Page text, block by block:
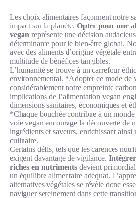
Les choix alimentaires façonnent notre
impact sur la planète. Opter pour une
vegan représente une décision
déterminante pour le bien-être global.
avec des aliments d’origine végétale
multitude de bénéfices tangibles.
L’humanité se trouve à un carrefour
environnemental. *Adopter ce mode de
considérablement notre empreinte
implications de l’alimentation vegan
dimensions sanitaires, économiques et
*Chaque bouchée contribue à un
voie vegan encourage la découverte de
ingrédients et saveurs, enrichissant ainsi
culinaire.
Certains défis, tels que les carences
exigent davantage de vigilance.
riches en nutriments devient
un équilibre alimentaire adéquat.
alternatives végétales se révèle donc
naviguer sereinement dans cette